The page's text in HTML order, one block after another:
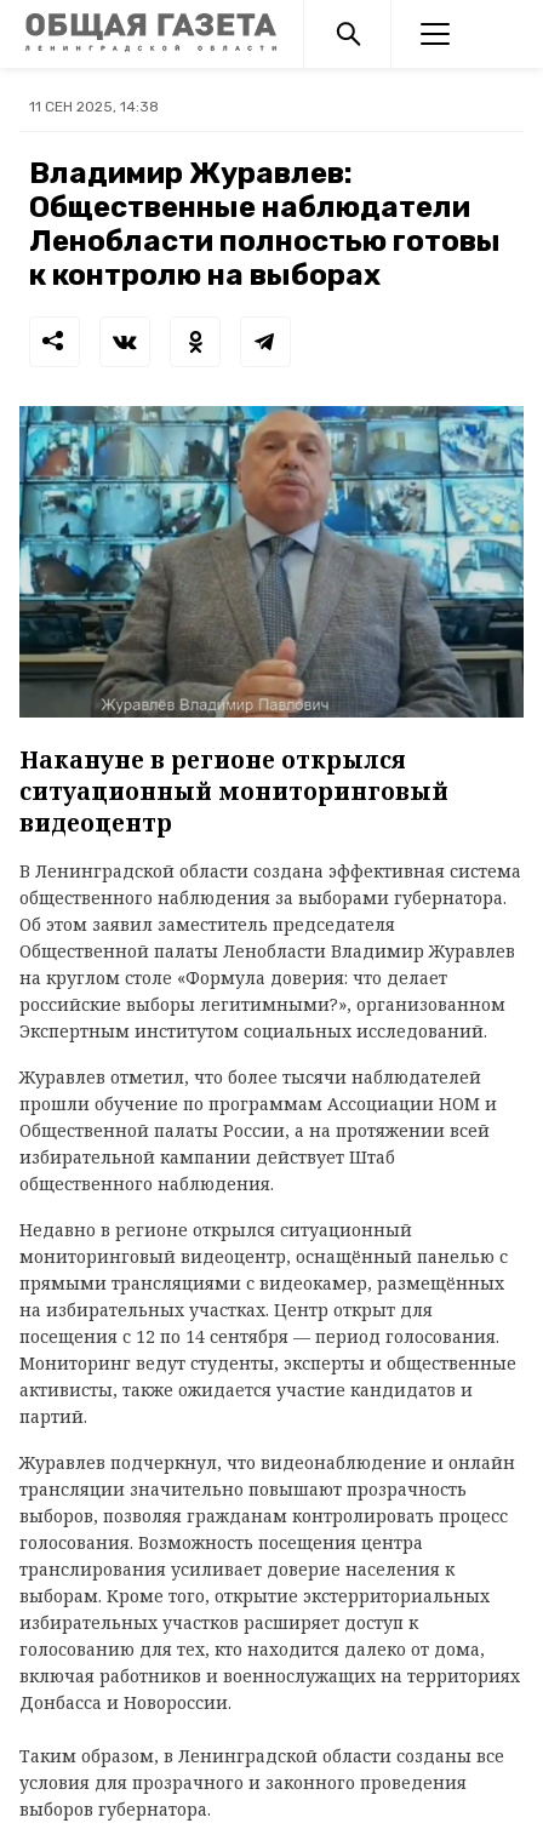
11 СЕН 2025, 14:38
Владимир Журавлев:
Общественные наблюдатели
Ленобласти полностью готовы
к контролю на выборах
Накануне в регионе открылся
ситуационный мониторинговый
видеоцентр
В Ленинградской области создана эффективная система
общественного наблюдения за выборами губернатора.
Об этом заявил заместитель председателя
Общественной палаты Ленобласти Владимир Журавлев
на круглом столе «Формула доверия: что делает
российские выборы легитимными?», организованном
Экспертным институтом социальных исследований.
Журавлев отметил, что более тысячи наблюдателей
прошли обучение по программам Ассоциации НОМ и
Общественной палаты России, а на протяжении всей
избирательной кампании действует Штаб
общественного наблюдения.
Недавно в регионе открылся ситуационный
мониторинговый видеоцентр, оснащённый панелью с
прямыми трансляциями с видеокамер, размещённых
на избирательных участках. Центр открыт для
посещения с 12 по 14 сентября — период голосования.
Мониторинг ведут студенты, эксперты и общественные
активисты, также ожидается участие кандидатов и
партий.
Журавлев подчеркнул, что видеонаблюдение и онлайн
трансляции значительно повышают прозрачность
выборов, позволяя гражданам контролировать процесс
голосования. Возможность посещения центра
транслирования усиливает доверие населения к
выборам. Кроме того, открытие экстерриториальных
избирательных участков расширяет доступ к
голосованию для тех, кто находится далеко от дома,
включая работников и военнослужащих на территориях
Донбасса и Новороссии.
Таким образом, в Ленинградской области созданы все
условия для прозрачного и законного проведения
выборов губернатора.